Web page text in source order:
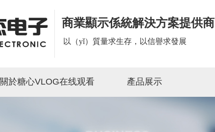
商業顯示係統解決方案提供商
以（yǐ）質量求生存，以信譽求發展
關於糖心VLOG在线观看 產品展示